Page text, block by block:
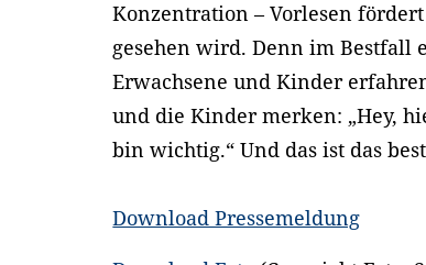
Konzentration – Vorlesen
gesehen wird. Denn im Bestfall
Erwachsene und Kinder
und die Kinder merken: „Hey,
bin wichtig.“ Und das ist das
Download Pressemeldung